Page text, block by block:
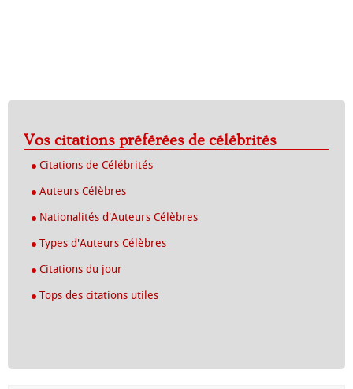
Vos citations préférées de célébrités
Citations de Célébrités
Auteurs Célèbres
Nationalités d'Auteurs Célèbres
Types d'Auteurs Célèbres
Citations du jour
Tops des citations utiles